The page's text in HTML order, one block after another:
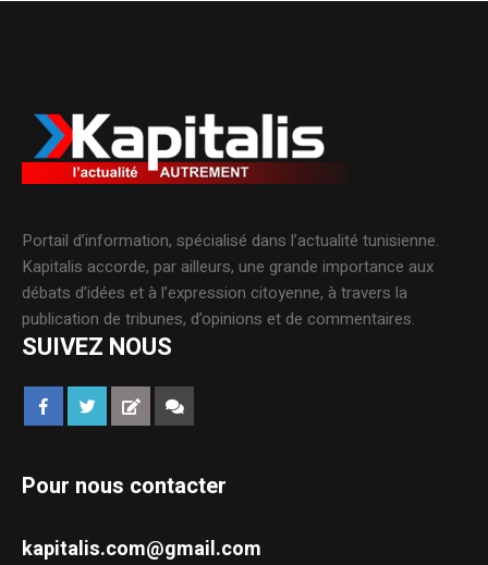
Portail d’information, spécialisé dans l’actualité tunisienne.
Kapitalis accorde, par ailleurs, une grande importance aux
débats d’idées et à l’expression citoyenne, à travers la
publication de tribunes, d’opinions et de commentaires.
SUIVEZ NOUS
Pour nous contacter
kapitalis.com@gmail.com